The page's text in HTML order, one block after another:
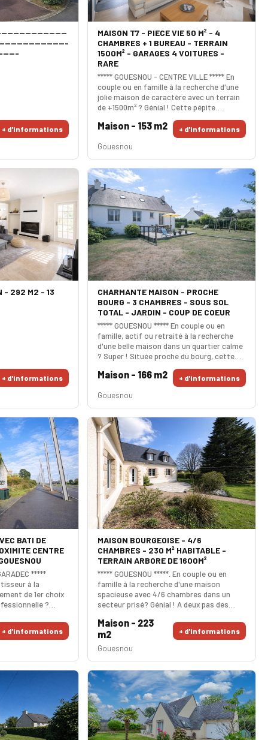
+ d'informations
MAISON T7 - PIECE VIE 50 M² - 4
CHAMBRES + 1 BUREAU - TERRAIN
1500M² - GARAGES 4 VOITURES -
RARE
***** GOUESNOU - CENTRE VILLE ***** En
couple ou en famille à la recherche d'une
jolie maison de caractère avec un terrain
de +1500m² ? Génial ! Cette pépite
comprenant une cuisine US avec verrière,
une réception généreuse et un salon très
intime autour de la cheminée. L'accès est
immédiat à la terrasse exposée sud sans
vis à vis et au calme ! Les 4 chambres à
l'étage sont de belles
Maison - 153 m2 + d'informations
Gouesnou
- 292 M2 - 13
+ d'informations
CHARMANTE MAISON - PROCHE
BOURG - 3 CHAMBRES - SOUS SOL
TOTAL - JARDIN - COUP DE COEUR
***** GOUESNOU ***** En couple ou en
famille, actif ou retraité à la recherche
d'une belle maison dans un quartier calme
? Super ! Située proche du bourg, cette
propriétaires ! Sa pièce de vie de 34m² est
spacieuse. La cuisine, semi ouverte sur le
salon séjour est aménagée et équipée. Au
rez de chaussée toujours, une suite
parentale de 16m² avec salle de bains et
dressing. L'étage est com
Maison - 166 m2 + d'informations
Gouesnou
BATI DE
CENTRE
*****
à la
de 1er choix
?
à coté du centre
avec un bati
+ d'informations
MAISON BOURGEOISE - 4/6
CHAMBRES - 230 M² HABITABLE -
TERRAIN ARBORE DE 1600M²
***** GOUESNOU *****. En couple ou en
famille à la recherche d'une maison
spacieuse avec 4/6 chambres dans un
secteur prisé? Génial ! A deux pas des
bus), cette propriété vous séduira par sa
grande pièce de vie lumineuse (+50 m²). Sa
cuisine équipée est hyper fonctionnelle
et douche à l'italienne
Maison - 223
m2
+ d'informations
Gouesnou